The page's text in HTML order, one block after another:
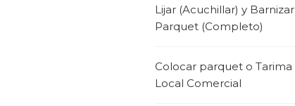
Lijar (Acuchillar) y Barnizar
Parquet (Completo)
Colocar parquet o Tarima
Local Comercial